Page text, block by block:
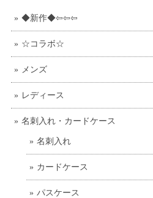
◆新作◆⇦⇦⇦
☆コラボ☆
メンズ
レディース
名刺入れ・カードケース
名刺入れ
カードケース
パスケース